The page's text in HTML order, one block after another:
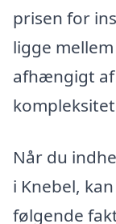
prisen for
ligge
afhængigt
Når du
i Knebel,
følgende